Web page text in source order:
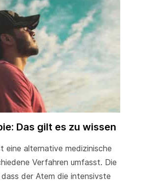
Das gilt es zu wissen
eine alternative medizinische
Verfahren umfasst. Die
der Atem die intensivste